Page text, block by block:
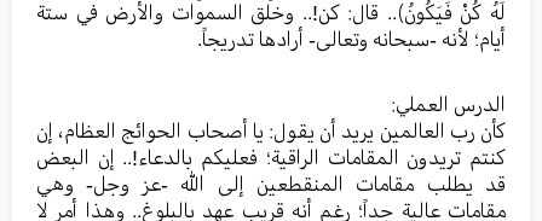
لَهُ كُنْ فَيَكُونُ﴾.. قال: كن!.. وخلق السموات والأرض في ستة
أيام؛ لأنه -سبحانه وتعالى- أرادها تدريجاً.
الدرس العملي:
كأن رب العالمين يريد أن يقول: يا أصحاب الحوائج العظام، إن
كنتم تريدون المقامات الراقية؛ فعليكم بالدعاء!.. إن البعض
قد يطلب مقامات المنقطعين إلى الله -عز وجل- وهي
مقامات عالية جداً؛ رغم أنه قريب عهد بالبلوغ.. وهذا أمر لا